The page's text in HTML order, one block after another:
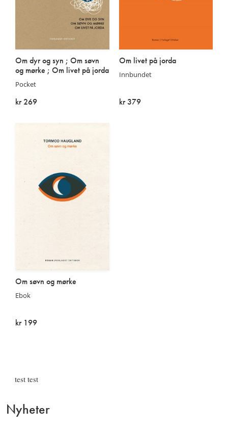
Om dyr og syn ; Om søvn
og mørke ; Om livet på jorda
Pocket
kr 269
Om livet på jorda
Innbundet
kr 379
Om søvn og mørke
Ebok
kr 199
test test
Nyheter